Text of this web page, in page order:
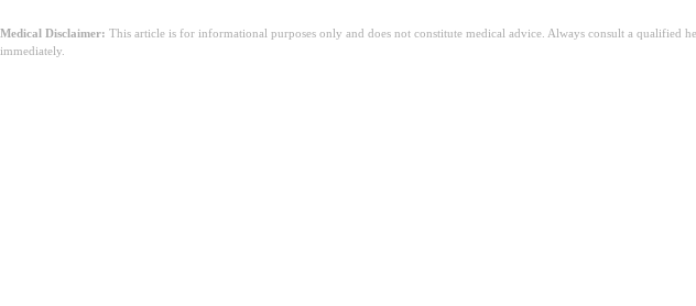
Medical Disclaimer: This article is for informational purposes only and does not constitute medical advice. Always consult a qualified
immediately.